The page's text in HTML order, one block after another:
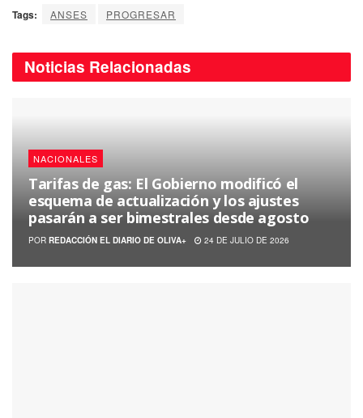
Tags: ANSES PROGRESAR
Noticias Relacionadas
NACIONALES
Tarifas de gas: El Gobierno modificó el
esquema de actualización y los ajustes
pasarán a ser bimestrales desde agosto
POR REDACCIÓN EL DIARIO DE OLIVA+ 24 DE JULIO DE 2026